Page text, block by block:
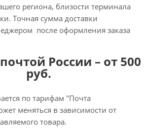
региона, близости терминала
Точная сумма доставки
после оформления заказа
России – от 500
руб.
по тарифам "Почта
меняться в зависимости от
товара.